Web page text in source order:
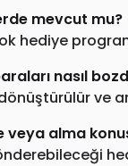
mevcut mu?
hediye
nasıl
ve
veya alma